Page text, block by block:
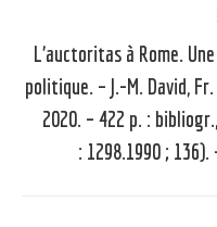
L’auctoritas à Rome.
politique. – J.-M. David,
2020. – 422 p. :
: 1298.1990 ; 136).